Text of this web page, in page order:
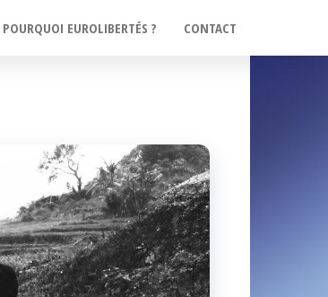
POURQUOI EUROLIBERTÉS ? CONTACT